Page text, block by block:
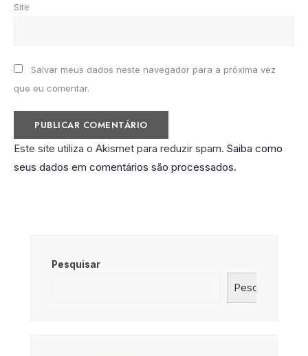
Site
Salvar meus dados neste navegador para a próxima vez
que eu comentar.
Este site utiliza o Akismet para reduzir spam. Saiba como
seus dados em comentários são processados.
Pesquisar
Pesquisar